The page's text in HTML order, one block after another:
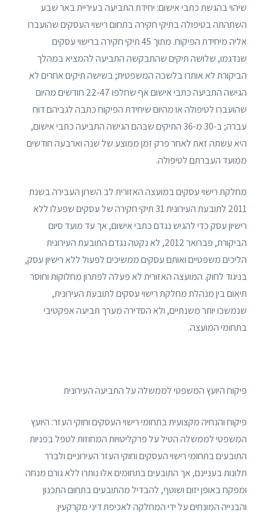
שיהוי בהגשת כתבי אישום: יחידת התביעה בעיריית באר שבע
השתהתה בטיפולה בתיקי חקירה בתחום רישוי העסקים שהועברו
אליה מיחידת הפיקוח. מתוך 45 תיקי חקירה ברישוי עסקים
שנדגמו, שלושה תיקים שהתבקשה התביעה להמציא במהלך
הביקורת לא אותרו בלשכה המשפטית; בשישה תיקים אחרים לא
הגישה התביעה כתבי אישום אף שחלפו 22-47 חודשים מהיום
שהועברו לטיפולה או מהיום שיחידת הפיקוח כתבה לגביהם דוח
עברה; ב-30 מ-36 התיקים שבהם הגישה התביעה כתבי אישום,
היא עשתה זאת לאחר פרק זמן ממוצע של שנה וארבעה חודשים
ממועד העברתם לטיפולה.
מחלקת רישוי עסקים במועצה האזורית לב השרון העבירה בשנת
2011 לתובעת העירונית 31 תיקי חקירה של עסקים שפעלו ללא
רישיון עסק כדי להגיש נגדם כתבי אישום, אך עד מועד סיום
הביקורת, פברואר 2012, לא נקטה נגדם התובעת העירונית
הליכים משפטיים ואותם עסקים ממשיכים לפעול ללא רישיון עסק,
בניגוד לחוק. המועצה האזורית לא פעלה לפתרון מחלוקות וחוסר
תיאום בין מנהלת מחלקת רישוי עסקים לתובעת העירונית,
שנמשכו יותר משנתיים, ולא הסדירה מערך תביעה אפקטיבי
בתחומי המועצה.
פיקוח היועץ המשפטי לממשלה על התביעה העירונית
פיקוח והנחיה מקצועית בתחומי רישוי העסקים וחוקי העזר: היועץ
המשפטי לממשלה הטיל על פרקליטויות המחוזות לטפל בפניות
התובעים בתחומי רישוי העסקים וחוקי העזר העירוניים ולברר
תלונות בעניינם, אך התובעים בתחומים אלו נותרו ללא גורם מנחה
ומפקח באופן יזום ושוטף, להבדיל מהתובעים בתחום התכנון
והבנייה המונחים על ידי המחלקה לאכיפת דיני מקרקעין.